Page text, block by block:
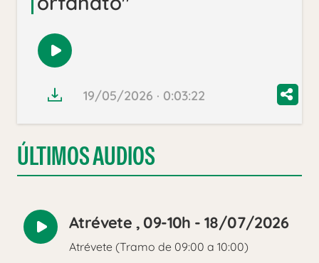
Reproducir
audio
19/05/2026 · 0:03:22
ÚLTIMOS AUDIOS
Reproducir
audio
Atrévete , 09-10h - 18/07/2026
Atrévete (Tramo de 09:00 a 10:00)